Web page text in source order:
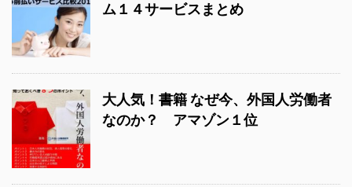
ム１４サービスまとめ
大人気！書籍 なぜ今、外国人労働者
なのか？ アマゾン１位